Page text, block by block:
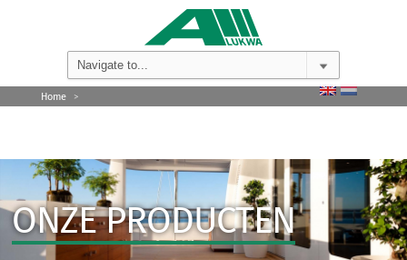
Home >
ONZE PRODUCTEN